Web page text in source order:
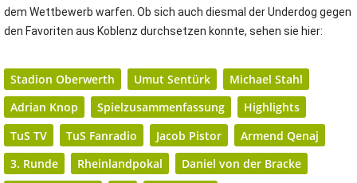
dem Wettbewerb warfen. Ob sich auch diesmal der Underdog gegen
den Favoriten aus Koblenz durchsetzen konnte, sehen sie hier:
Stadion Oberwerth Umut Sentürk
Michael Stahl
Adrian Knop
Spielzusammenfassung
Highlights
TuS TV
TuS Fanradio Jacob Pistor
Armend Qenaj
3. Runde
Rheinlandpokal
Daniel von der Bracke